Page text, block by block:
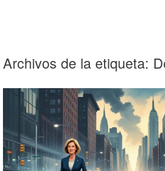
Archivos de la etiqueta: